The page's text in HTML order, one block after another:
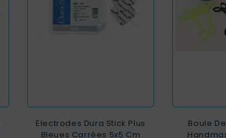
Electrodes Dura Stick Plus
Bleues Carrées 5x5 Cm
Boule